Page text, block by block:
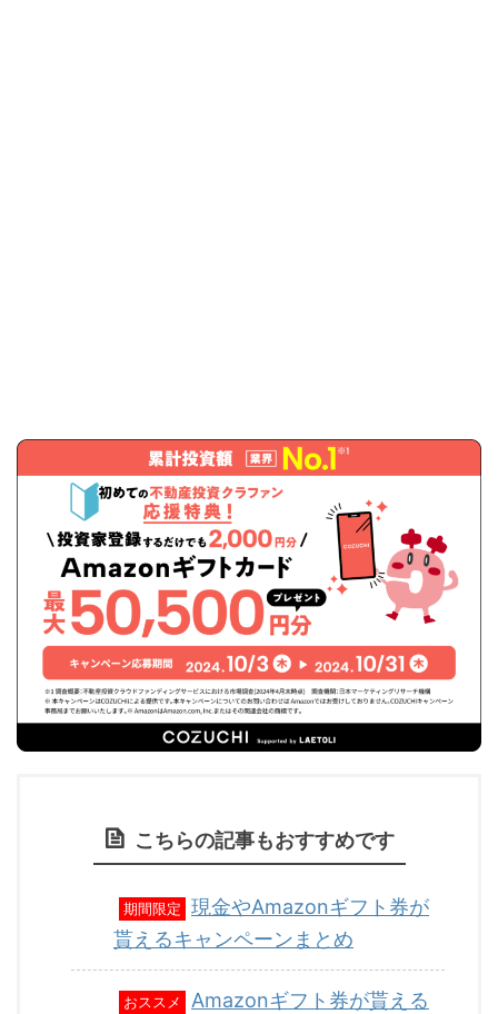
こちらの記事もおすすめです
期間限定
現金やAmazonギフト券が
貰えるキャンペーンまとめ
おススメ Amazonギフト券が貰える